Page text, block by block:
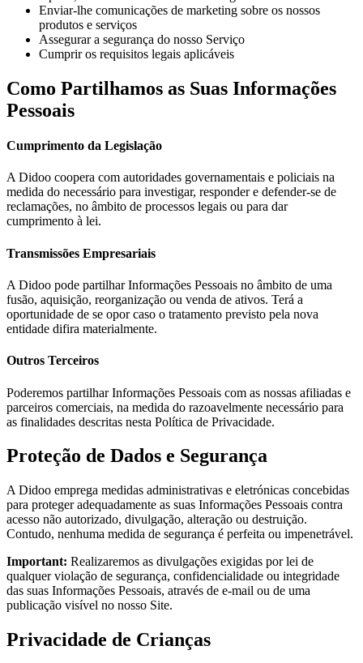
Enviar-lhe comunicações de marketing sobre os nossos
produtos e serviços
Assegurar a segurança do nosso Serviço
Cumprir os requisitos legais aplicáveis
Como Partilhamos as Suas Informações
Pessoais
Cumprimento da Legislação
A Didoo coopera com autoridades governamentais e policiais na
medida do necessário para investigar, responder e defender-se de
reclamações, no âmbito de processos legais ou para dar
cumprimento à lei.
Transmissões Empresariais
A Didoo pode partilhar Informações Pessoais no âmbito de uma
fusão, aquisição, reorganização ou venda de ativos. Terá a
oportunidade de se opor caso o tratamento previsto pela nova
entidade difira materialmente.
Outros Terceiros
Poderemos partilhar Informações Pessoais com as nossas afiliadas e
parceiros comerciais, na medida do razoavelmente necessário para
as finalidades descritas nesta Política de Privacidade.
Proteção de Dados e Segurança
A Didoo emprega medidas administrativas e eletrónicas concebidas
para proteger adequadamente as suas Informações Pessoais contra
acesso não autorizado, divulgação, alteração ou destruição.
Contudo, nenhuma medida de segurança é perfeita ou impenetrável.
Important: Realizaremos as divulgações exigidas por lei de
qualquer violação de segurança, confidencialidade ou integridade
das suas Informações Pessoais, através de e-mail ou de uma
publicação visível no nosso Site.
Privacidade de Crianças